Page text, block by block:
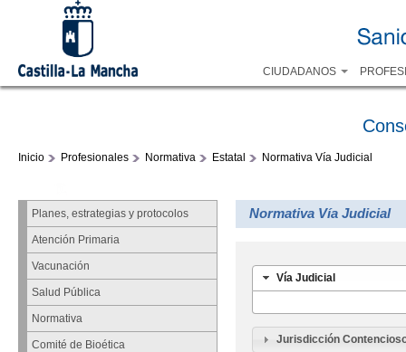
CIUDADANOS
Inicio Profesionales Normativa Estatal Normativa Vía Judicial
Planes, estrategias y protocolos
Atención Primaria
Vacunación
Salud Pública
Normativa
Comité de Bioética
Normativa Vía Judicial
Vía Judicial
Jurisdicción